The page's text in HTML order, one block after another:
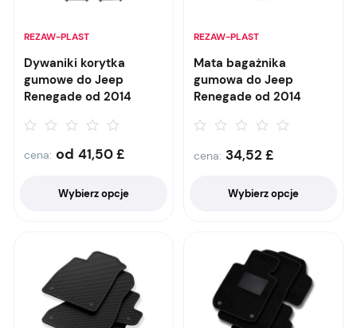
REZAW-PLAST
Dywaniki korytka
gumowe do Jeep
Renegade od 2014
cena: od 41,50£
Wybierz opcje
REZAW-PLAST
Mata bagażnika
gumowa do Jeep
Renegade od 2014
cena: 34,52 £
Wybierz opcje